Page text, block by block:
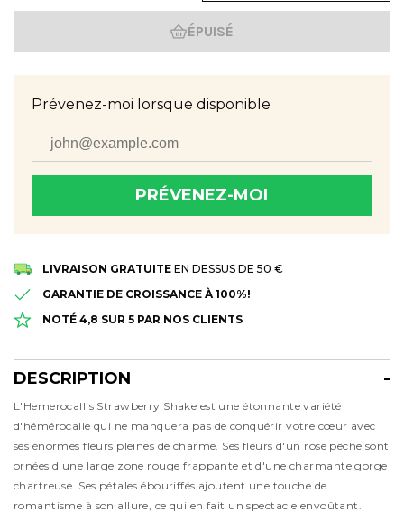
ÉPUISÉ
Prévenez-moi lorsque disponible
PRÉVENEZ-MOI
LIVRAISON GRATUITE EN DESSUS DE 50 €
GARANTIE DE CROISSANCE À 100%!
NOTÉ 4,8 SUR 5 PAR NOS CLIENTS
DESCRIPTION
Description
L'Hemerocallis Strawberry Shake est une étonnante variété
d'hémérocalle qui ne manquera pas de conquérir votre cœur avec
ses énormes fleurs pleines de charme. Ses fleurs d'un rose pêche sont
ornées d'une large zone rouge frappante et d'une charmante gorge
chartreuse. Ses pétales ébouriffés ajoutent une touche de
romantisme à son allure, ce qui en fait un spectacle envoûtant.